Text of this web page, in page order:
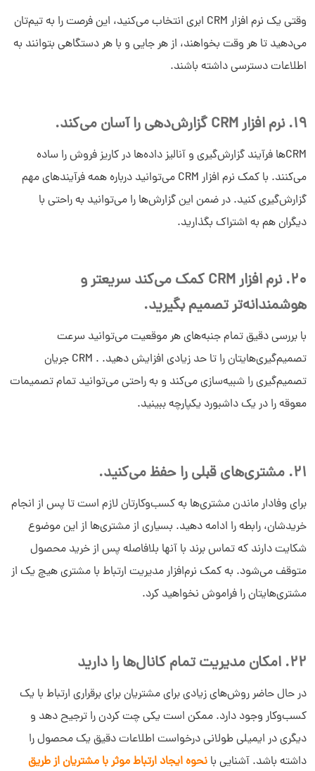
وقتی یک نرم افزار CRM ابری انتخاب می‌کنید، این فرصت را به تیم‌تان
می‌دهید تا هر وقت بخواهند، از هر جایی و با هر دستگاهی بتوانند به
اطلاعات دسترسی داشته باشند.
19. نرم افزار CRM گزارش‌دهی را آسان می‌کند.
CRMها فرآیند گزارش‌گیری و آنالیز داده‌ها در کاریز فروش را ساده
می‌کنند. با کمک نرم‌ افزار CRM می‌توانید درباره همه فرآیندهای مهم
گزارش‌گیری کنید. در ضمن این گزارش‌ها را می‌توانید به راحتی با
دیگران هم به اشتراک بگذارید.
20. نرم افزار CRM کمک می‌کند سریعتر و
هوشمندانه‌تر تصمیم بگیرید.
با بررسی دقیق تمام جنبه‌های هر موقعیت می‌توانید سرعت
تصمیم‌گیری‌هایتان را تا حد زیادی افزایش دهید. . CRM جریان
تصمیم‌گیری را شبیه‌سازی می‌کند و به راحتی می‌توانید تمام تصمیمات
معوقه را در یک داشبورد یکپارچه ببینید.
21. مشتری‌های قبلی را حفظ می‌کنید.
برای وفادار ماندن مشتری‌ها به کسب‌وکارتان لازم است تا پس از انجام
خریدشان، رابطه را ادامه دهید. بسیاری از مشتری‌ها از این موضوع
شکایت دارند که تماس برند با آنها بلافاصله پس از خرید محصول
متوقف می‌شود. به کمک نرم‌افزار مدیریت ارتباط با مشتری هیچ یک از
مشتری‌هایتان را فراموش نخواهید کرد.
22. امکان مدیریت تمام کانال‌ها را دارید
در حال حاضر روش‌های زیادی برای مشتریان برای برقراری ارتباط با یک
کسب‌وکار وجود دارد. ممکن است یکی چت کردن را ترجیح دهد و
دیگری در ایمیلی طولانی درخواست اطلاعات دقیق یک محصول را
داشته باشد. آشنایی با نحوه ایجاد ارتباط موثر با مشتریان از طریق
سلام به شما :)
چطور میتونم کمکتون کنم؟
دیدار چیست؟